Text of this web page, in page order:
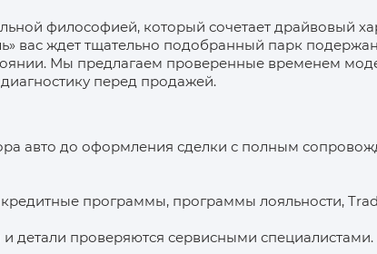
философией, который сочетает драйвовый
вас ждет тщательно подобранный парк
Мы предлагаем проверенные временем
перед продажей.
авто до оформления сделки с полным
программы, программы лояльности,
и детали проверяются сервисными специалистами.